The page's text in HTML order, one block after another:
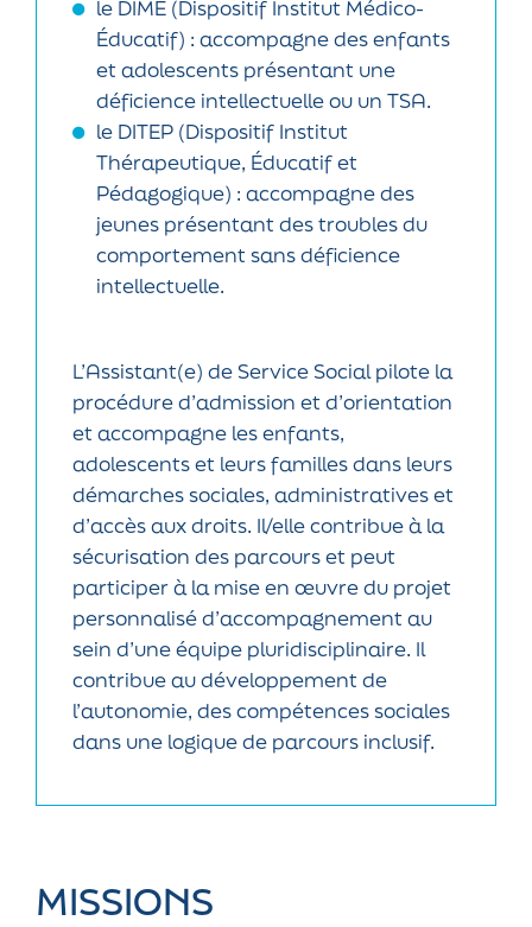
le DIME (Dispositif Institut Médico-
Éducatif) : accompagne des enfants
et adolescents présentant une
déficience intellectuelle ou un TSA.
le DITEP (Dispositif Institut
Thérapeutique, Éducatif et
Pédagogique) : accompagne des
jeunes présentant des troubles du
comportement sans déficience
intellectuelle.
L’Assistant(e) de Service Social pilote la
procédure d’admission et d’orientation
et accompagne les enfants,
adolescents et leurs familles dans leurs
démarches sociales, administratives et
d’accès aux droits. Il/elle contribue à la
sécurisation des parcours et peut
participer à la mise en œuvre du projet
personnalisé d’accompagnement au
sein d’une équipe pluridisciplinaire. Il
contribue au développement de
l’autonomie, des compétences sociales
dans une logique de parcours inclusif.
MISSIONS